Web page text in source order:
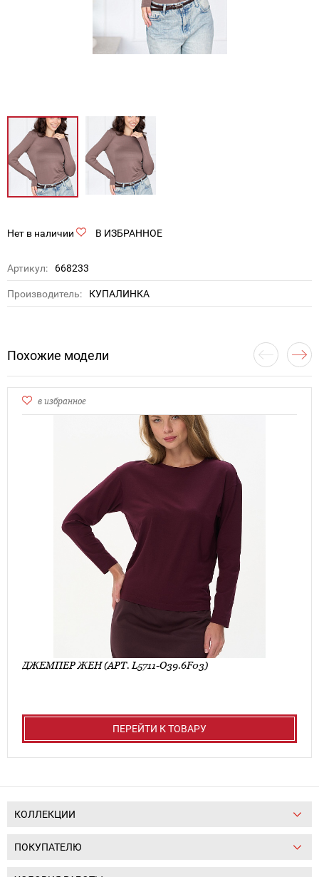
Нет в наличии В ИЗБРАННОЕ
Артикул: 668233
Производитель: КУПАЛИНКА
Похожие модели
в избранное
ДЖЕМПЕР ЖЕН (АРТ. L5711-O39.6F03)
ПЕРЕЙТИ К ТОВАРУ
КОЛЛЕКЦИИ
ПОКУПАТЕЛЮ